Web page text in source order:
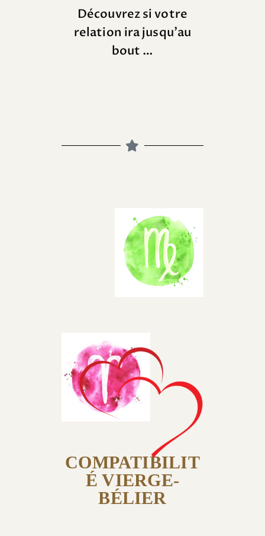
Découvrez si votre
relation ira jusqu’au
bout …
COMPATIBILIT
É VIERGE-
BÉLIER